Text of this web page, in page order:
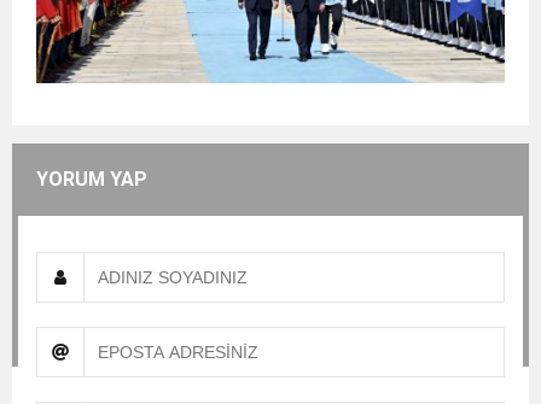
YORUM YAP